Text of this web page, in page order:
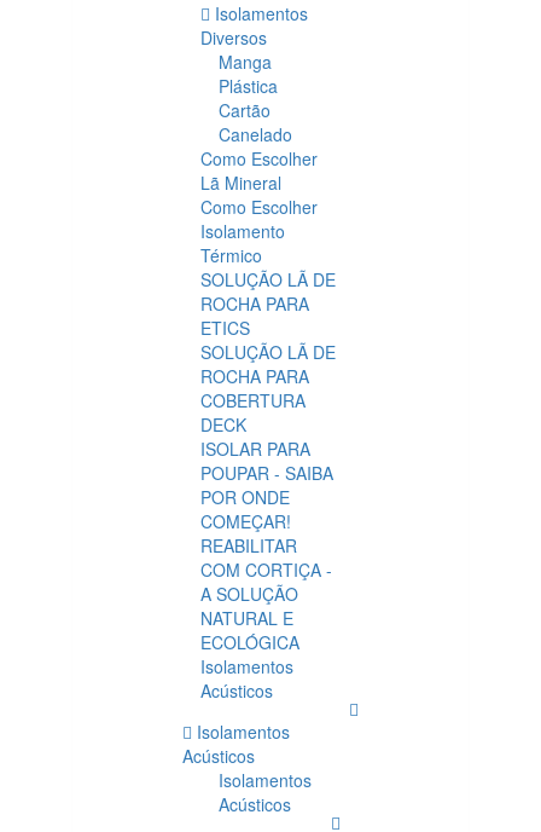
Isolamentos
Diversos
Manga
Plástica
Cartão
Canelado
Como Escolher
Lã Mineral
Como Escolher
Isolamento
Térmico
SOLUÇÃO LÃ DE
ROCHA PARA
ETICS
SOLUÇÃO LÃ DE
ROCHA PARA
COBERTURA
DECK
ISOLAR PARA
POUPAR - SAIBA
POR ONDE
COMEÇAR!
REABILITAR
COM CORTIÇA -
A SOLUÇÃO
NATURAL E
ECOLÓGICA
Isolamentos
Acústicos
Isolamentos
Acústicos
Isolamentos
Acústicos